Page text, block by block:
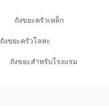
ถังขยะครัวเหล็ก
ถังขยะครัวโลหะ
ถังขยะสำหรับโรงแรม